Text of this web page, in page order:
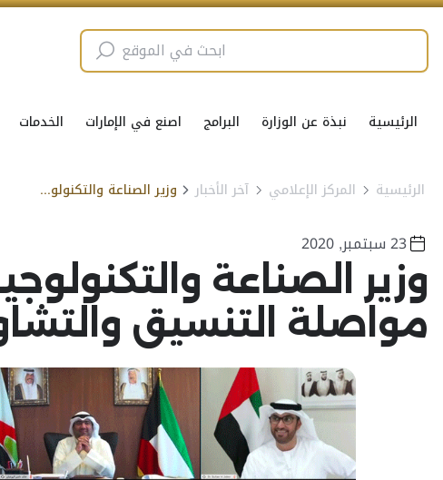
الرئيسية نبذة عن الوزارة البرامج اصنع في الإمارات الخدمات
الرئيسية المركز الإعلامي آخر الأخبار وزير الصناعة والتكنولوجيا المتقدمة يؤكد حرص دولة الإمارات على مواصلة التنسيق والتشاور لدعم العمل الاقتصادي الخليجي المشترك
23 سبتمبر, 2020
وزير الصناعة
مواصلة التنسيق